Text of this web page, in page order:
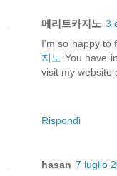
메리트카지노 3
I'm so happy to
지노 You have
visit my website
Rispondi
hasan 7 luglio